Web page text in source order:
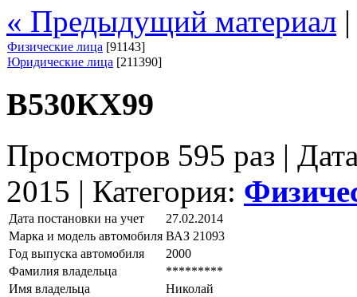
« Предыдущий материал
Физические лица [91143]
Юридические лица [211390]
В530КХ99
Просмотров 595 раз |
2015 | Категория:
Дата постановки на учет
27.02.2014
Марка и модель автомобиля ВАЗ 21093
Год выпуска автомобиля
2000
Фамилия владельца
*********
Имя владельца
Николай